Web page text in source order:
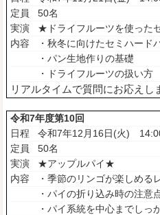
定員
50名
実演
★ドライフルーツを使った
内容
・秋冬に向けたセミハード
・パン生地作りの基礎
・ドライフルーツの扱い方
リアルタイムで質問にお応えし
令和7年度第10回
日程
令和7年12月16日(火)
定員
50名
実演
★アップルパイ★
内容
・季節のリンゴが楽しめる
・パイの折り込み時の注意
・パイ系統を中心までしっ